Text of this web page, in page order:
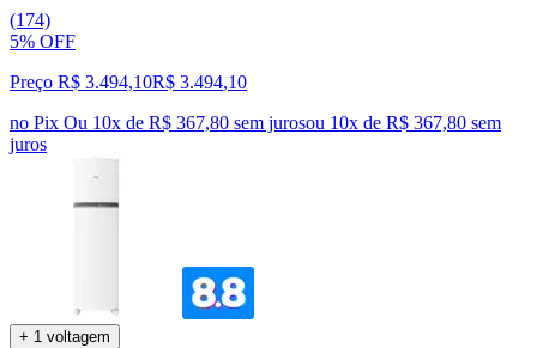
(174)
5% OFF
Preço R$ 3.494,10R$ 3.494,10
no Pix Ou 10x de R$ 367,80 sem jurosou 10x de R$ 367,80 sem
juros
+ 1 voltagem